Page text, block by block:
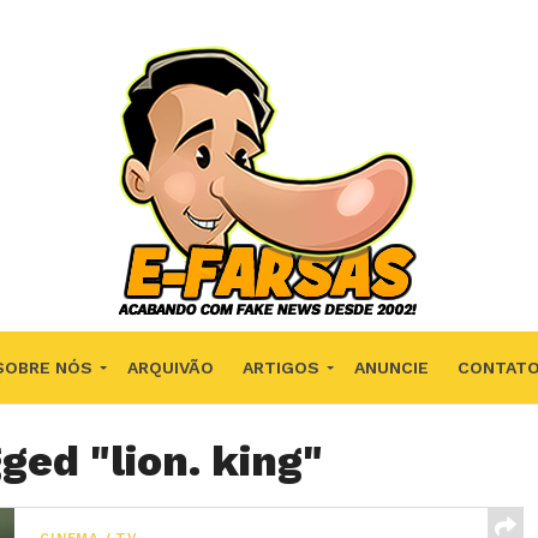
NÓS ARQUIVÃO ARTIGOS ANUNCIE CONTATO
"lion. king"